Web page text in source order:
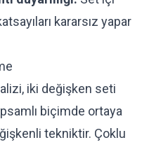
kararsız yapar
iki değişken seti
biçimde ortaya
tekniktir. Çoklu